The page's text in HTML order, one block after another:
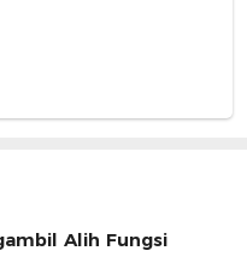
Alih Fungsi